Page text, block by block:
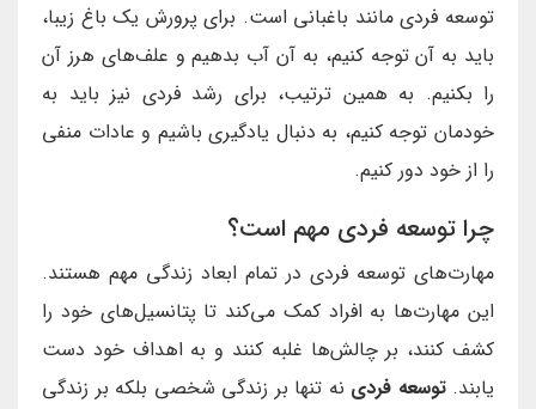
توسعه فردی مانند باغبانی است. برای پرورش یک باغ زیبا،
باید به آن توجه کنیم، به آن آب بدهیم و علف‌های هرز آن
را بکنیم. به همین ترتیب، برای رشد فردی نیز باید به
خودمان توجه کنیم، به دنبال یادگیری باشیم و عادات منفی
را از خود دور کنیم.
چرا توسعه فردی مهم است؟
مهارت‌های توسعه فردی در تمام ابعاد زندگی مهم هستند.
این مهارت‌ها به افراد کمک می‌کند تا پتانسیل‌های خود را
کشف کنند، بر چالش‌ها غلبه کنند و به اهداف خود دست
یابند.توسعه فردی نه تنها بر زندگی شخصی بلکه بر زندگی